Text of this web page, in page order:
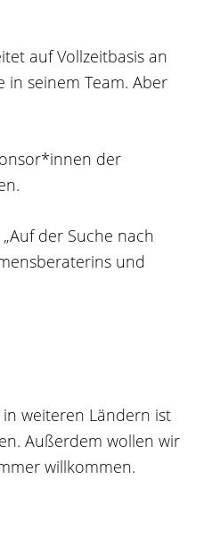
auf Vollzeitbasis an
seinem Team. Aber
der
der Suche nach
und
weiteren Ländern ist
Außerdem wollen wir
willkommen.